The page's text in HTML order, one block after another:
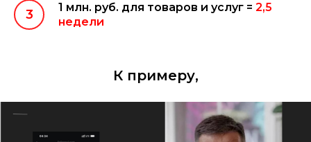
3 1 млн. руб. для товаров и услуг = 2,5
недели
К примеру,